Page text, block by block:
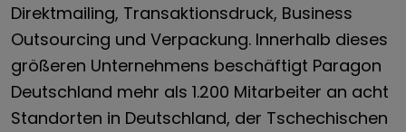
Direktmailing, Transaktionsdruck, Business
Outsourcing und Verpackung. Innerhalb dieses
größeren Unternehmens beschäftigt Paragon
Deutschland mehr als 1.200 Mitarbeiter an acht
Standorten in Deutschland, der Tschechischen